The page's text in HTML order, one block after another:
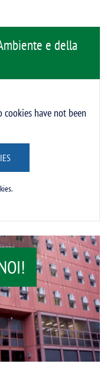
e della
cookies have not been